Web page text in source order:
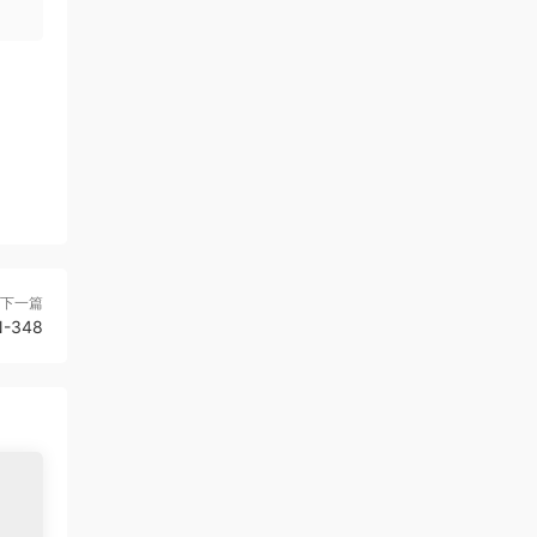
下一篇
348